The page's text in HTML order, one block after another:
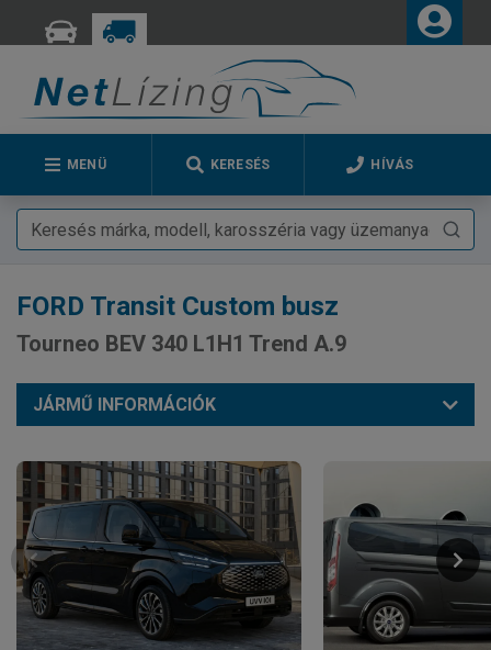
MENÜ KERESÉS HÍVÁS
FORD Transit Custom busz
Tourneo BEV 340 L1H1 Trend A.9
JÁRMŰ INFORMÁCIÓK